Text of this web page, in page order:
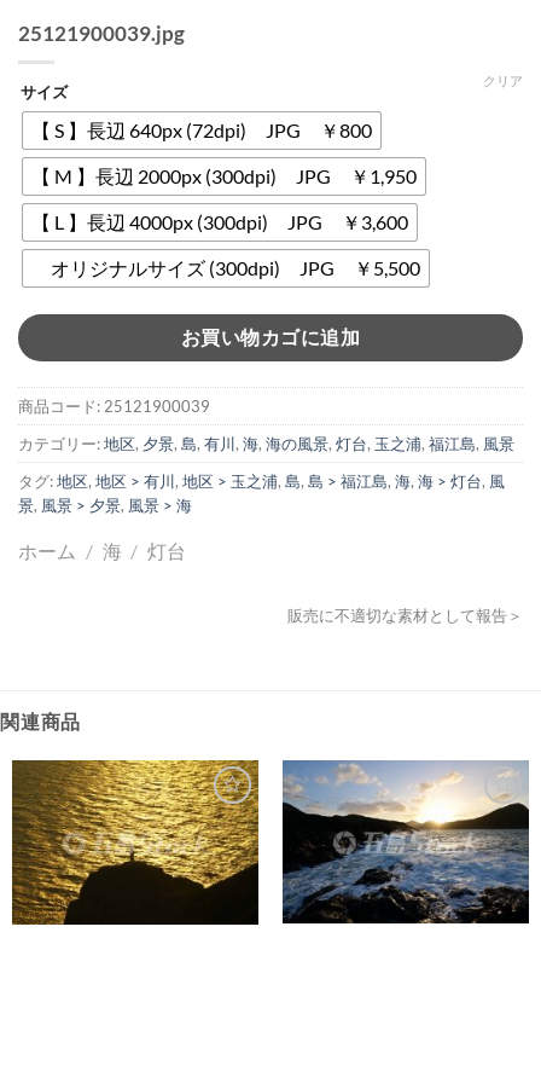
25121900039.jpg
サイズ
【 S 】長辺 640px (72dpi) JPG ￥800
【 M 】長辺 2000px (300dpi) JPG ￥1,950
【 L 】長辺 4000px (300dpi) JPG ￥3,600
オリジナルサイズ (300dpi) JPG ￥5,500
クリア
お買い物カゴに追加
商品コード: 25121900039
カテゴリー:地区, 夕景, 島, 有川, 海, 海の風景, 灯台, 玉之浦, 福江島, 風景
タグ:地区, 地区 > 有川, 地区 > 玉之浦, 島, 島 > 福江島, 海, 海 > 灯台, 風
景, 風景 > 夕景, 風景 > 海
ホーム / 海 / 灯台
販売に不適切な素材として報告＞
関連商品